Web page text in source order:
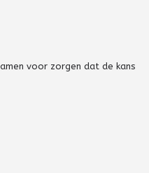
voor zorgen dat de kans